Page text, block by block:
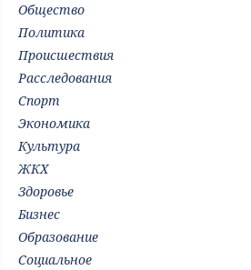
Общество
Политика
Происшествия
Расследования
Спорт
Экономика
Культура
ЖКХ
Здоровье
Бизнес
Образование
Социальное